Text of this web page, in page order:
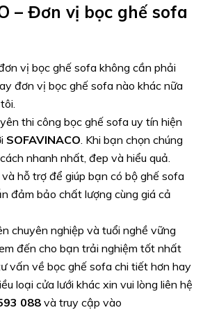
– Đơn vị bọc ghế sofa
vị bọc ghế sofa không cần phải
đơn vị bọc ghế sofa nào khác nữa
thi công bọc ghế sofa uy tín hiện
SOFAVINACO . Khi bạn chọn chúng
nhanh nhất, đep và hiểu quả.
hỗ trợ để giúp bạn có bộ ghế sofa
đảm bảo chất lượng cùng giá cả
chuyên nghiệp và tuổi nghề vững
đến cho bạn trải nghiệm tốt nhất
vấn về bọc ghế sofa chi tiết hơn hay
loại cửa lưới khác xin vui lòng liên hệ
088 và truy cập vào